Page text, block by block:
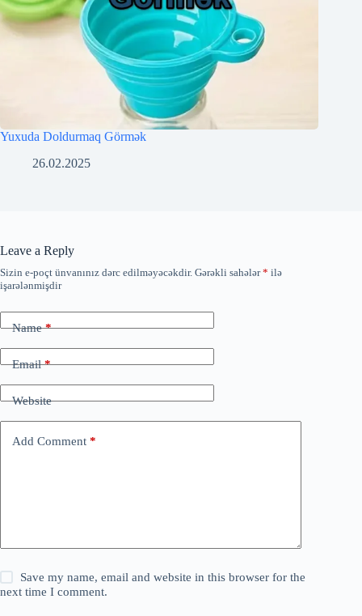
Yuxuda Doldurmaq Görmək
26.02.2025
Leave a Reply
Sizin e-poçt ünvanınız dərc edilməyəcəkdir. Gərəkli sahələr* ilə
işarələnmişdir
Name*
Email*
Website
Add Comment *
Save my name, email and website in this browser for the
next time I comment.